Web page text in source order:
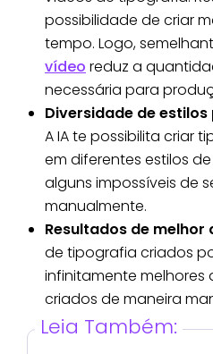
possibilidade de criar
tempo. Logo,
vídeo reduz a
necessária para
Diversidade de
A IA te possibilita criar
em diferentes estilos
alguns impossíveis de
manualmente.
Resultados de melhor
de tipografia criados
infinitamente melhores
criados de maneira
Leia Também: